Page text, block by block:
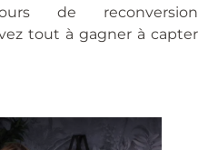
de reconversion
tout à gagner à capter